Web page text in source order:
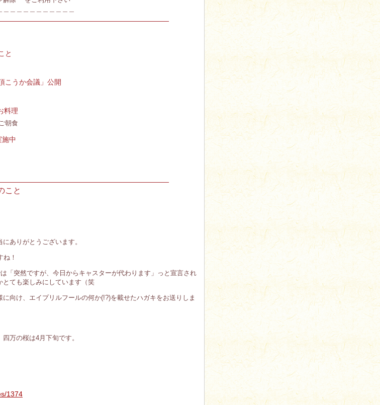
と
こうか会議」公開
料理
朝食
施中
こと
ありがとうございます。
！
「突然ですが、今日からキャスターが代わります」っと宣言され
ても楽しみにしています（笑
向け、エイプリルフールの何か(!?)を載せたハガキをお送りしま
万の桜は4月下旬です。
1374